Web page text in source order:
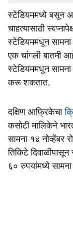
a
r
e
स्टेडियममध्ये बसून
चाहत्यासाठी
स्टेडियममधून सामना
एक चांगली बातमी
स्टेडियममधून
करू शकतात.
दक्षिण आफ्रिकेचा
कसोटी मालिकेने
सामना १४ नोव्हेंबर
तिकिटे
६० रुपयांमध्ये